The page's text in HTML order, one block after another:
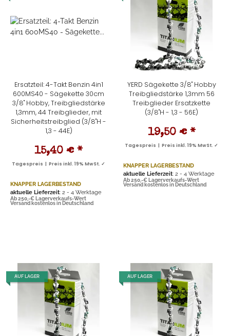
Ersatzteil: 4-Takt Benzin 4in1
600MS40 - Sägekette 30cm
3/8" Hobby, Treibgliedstärke
1,3mm, 44 Treibglieder, mit
Sicherheitstreibglied (3/8"H -
1,3 - 44E)
15,40 € *
Tagespreis | Preis inkl. 19% MwSt. ✓
KNAPPER LAGERBESTAND
aktuelle Lieferzeit: 2 - 4 Werktage
Ab 250,-€ Lagerverkaufs-Wert
Versand kostenlos in Deutschland
YERD Sägekette 3/8" Hobby
Treibgliedstärke 1,3mm 56
Treibglieder Ersatzkette
(3/8"H - 1,3 - 56E)
19,50 € *
Tagespreis | Preis inkl. 19% MwSt. ✓
KNAPPER LAGERBESTAND
aktuelle Lieferzeit: 2 - 4 Werktage
Ab 250,-€ Lagerverkaufs-Wert
Versand kostenlos in Deutschland
AUF LAGER AUF LAGER